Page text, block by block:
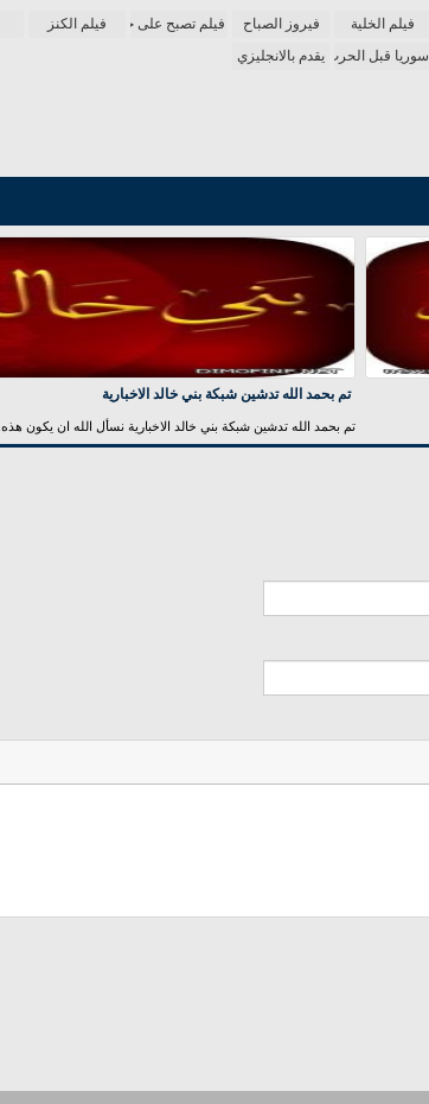
فيلم الخلية فيروز الصباح فيلم تصبح على خير فيلم الكنز
سوريا قبل الحرب يقدم بالانجليزي
تم بحمد الله تدشين شبكة بني خالد الاخبارية
تم بحمد الله تدشين شبكة بني خالد الاخبارية نسأل الله ان يكون هذه..